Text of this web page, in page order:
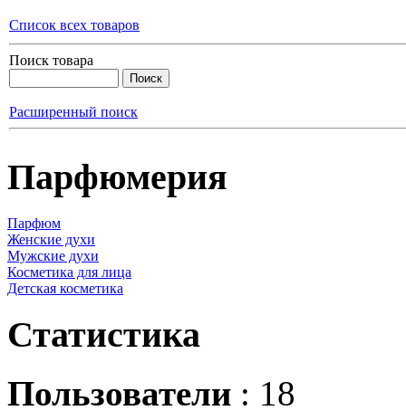
Список всех товаров
Поиск товара
Расширенный поиск
Парфюмерия
Парфюм
Женские духи
Мужские духи
Косметика для лица
Детская косметика
Статистика
Пользователи : 18